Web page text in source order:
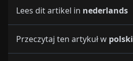
Lees dit artikel in nederlands
Przeczytaj ten artykuł w polski